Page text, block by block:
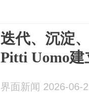
迭代、沉淀
Pitti Uomo
界面新闻 2026-06-